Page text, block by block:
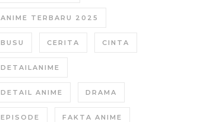
ANIME TERBARU 2025
BUSU CERITA CINTA
DETAILANIME
DETAIL ANIME DRAMA
EPISODE FAKTA ANIME